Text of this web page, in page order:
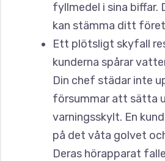
fyllmedel i sina biffar.
kan stämma ditt
Ett plötsligt skyfall
kunderna spårar
Din chef städar inte
försummar att sätta
varningsskylt. En
på det våta golvet
Deras hörapparat